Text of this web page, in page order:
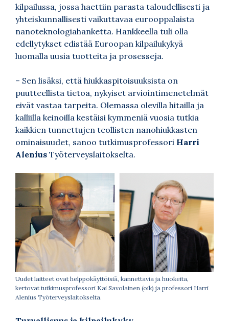
kilpailussa, jossa haettiin parasta taloudellisesti ja
yhteiskunnallisesti vaikuttavaa eurooppalaista
nanoteknologiahanketta. Hankkeella tuli olla
edellytykset edistää Euroopan kilpailukykyä
luomalla uusia tuotteita ja prosesseja.
– Sen lisäksi, että hiukkaspitoisuuksista on
puutteellista tietoa, nykyiset arviointimenetelmät
eivät vastaa tarpeita. Olemassa olevilla hitailla ja
kalliilla keinoilla kestäisi kymmeniä vuosia tutkia
kaikkien tunnettujen teollisten nanohiukkasten
ominaisuudet, sanoo tutkimusprofessori Harri
Alenius Työterveyslaitokselta.
Uudet laitteet ovat helppokäyttöisiä, kannettavia ja huokeita,
kertovat tutkimusprofessori Kai Savolainen (oik) ja professori Harri
Alenius Työterveyslaitokselta.